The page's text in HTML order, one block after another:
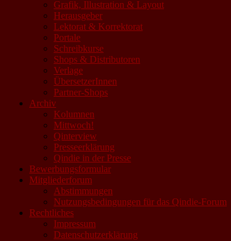
Grafik, Illustration & Layout
Herausgeber
Lektorat & Korrektorat
Portale
Schreibkurse
Shops & Distributoren
Verlage
ÜbersetzerInnen
Partner-Shops
Archiv
Kolumnen
Mittwoch!
Qinterview
Presseerklärung
Qindie in der Presse
Bewerbungsformular
Mitgliederforum
Abstimmungen
Nutzungsbedingungen für das Qindie-Forum
Rechtliches
Impressum
Datenschutzerklärung